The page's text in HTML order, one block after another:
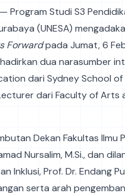
Program Studi S3
(UNESA)
Forwardpada Jumat, 6
dua narasumber
dari Sydney School
dari Faculty of
Dekan Fakultas Ilmu
Nursalim, M.Si., dan
Inklusi, Prof. Dr. Endang
serta arah